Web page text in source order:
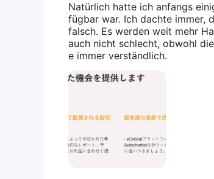
Natürlich hatte ich anfangs
fügbar war. Ich dachte immer,
falsch. Es werden weit mehr
auch nicht schlecht, obwohl
e immer verständlich.